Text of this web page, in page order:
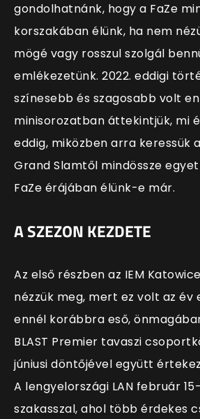
gondolhatnánk, hogy a FaZe
korszakában élünk, ha nem
mögé vagy rosszul szolgál
emlékezetünk. 2022. eddigi
színesebb és szagosabb volt
minisorozatban áttekintjük, mi
eddig, miközben arra keressük
Grand Slamtől mindössze
FaZe érájában élünk-e már.
A SZEZON KEZDETE
Az első részben az IEM
nézzük meg, mert ez volt az év
ennél korábbra eső,
BLAST Premier tavaszi
júniusi döntőjével együtt
A lengyelországi LAN február
szakasszal, ahol több érdekes